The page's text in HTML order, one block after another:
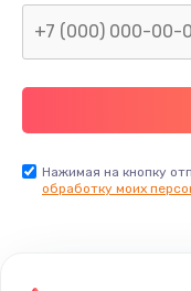
Нажимая на кнопку
обработку моих